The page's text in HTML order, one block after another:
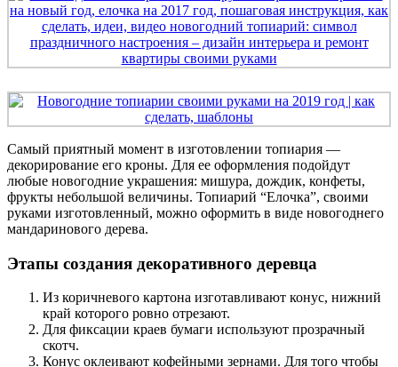
Самый приятный момент в изготовлении топиария —
декорирование его кроны. Для ее оформления подойдут
любые новогодние украшения: мишура, дождик, конфеты,
фрукты небольшой величины. Топиарий “Елочка”, своими
руками изготовленный, можно оформить в виде новогоднего
мандаринового дерева.
Этапы создания декоративного деревца
Из коричневого картона изготавливают конус, нижний
край которого ровно отрезают.
Для фиксации краев бумаги используют прозрачный
скотч.
Конус оклеивают кофейными зернами. Для того чтобы